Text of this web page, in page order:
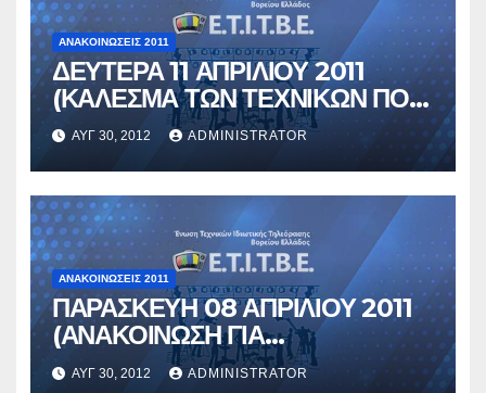
ΑΝΑΚΟΙΝΏΣΕΙΣ 2011
ΔΕΥΤΕΡΑ 11 ΑΠΡΙΛΙΟΥ 2011
(ΚΑΛΕΣΜΑ ΤΩΝ ΤΕΧΝΙΚΩΝ ΠΟΥ
ΕΡΓΑΖΟΝΤΑΙ ΣΤΟΥΣ ΕΘΝΙΚΗΣ
ΕΜΒΕΛΕΙΑΣ)
ΑΥΓ 30, 2012 ADMINISTRATOR
ΑΝΑΚΟΙΝΏΣΕΙΣ 2011
ΠΑΡΑΣΚΕΥΗ 08 ΑΠΡΙΛΙΟΥ 2011
(ΑΝΑΚΟΙΝΩΣΗ ΓΙΑ
ΠΕΡΙΦΡΟΥΡΙΣΗ ΤΗΣ
ΑΥΓ 30, 2012 ADMINISTRATOR